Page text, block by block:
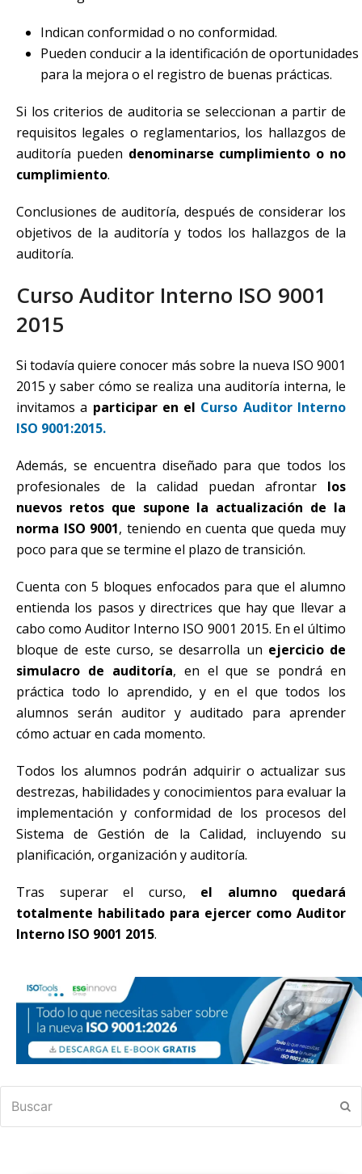
Indican conformidad o no conformidad.
Pueden conducir a la identificación de oportunidades
para la mejora o el registro de buenas prácticas.
Si los criterios de auditoria se seleccionan a partir de
requisitos legales o reglamentarios, los hallazgos de
auditoría pueden denominarse cumplimiento o no
cumplimiento.
Conclusiones de auditoría, después de considerar los
objetivos de la auditoría y todos los hallazgos de la
auditoría.
Curso Auditor Interno ISO 9001
2015
Si todavía quiere conocer más sobre la nueva ISO 9001
2015 y saber cómo se realiza una auditoría interna, le
invitamos a participar en el Curso Auditor Interno
ISO 9001:2015.
Además, se encuentra diseñado para que todos los
profesionales de la calidad puedan afrontar los
nuevos retos que supone la actualización de la
norma ISO 9001, teniendo en cuenta que queda muy
poco para que se termine el plazo de transición.
Cuenta con 5 bloques enfocados para que el alumno
entienda los pasos y directrices que hay que llevar a
cabo como Auditor Interno ISO 9001 2015. En el último
bloque de este curso, se desarrolla un ejercicio de
simulacro de auditoría, en el que se pondrá en
práctica todo lo aprendido, y en el que todos los
alumnos serán auditor y auditado para aprender
cómo actuar en cada momento.
Todos los alumnos podrán adquirir o actualizar sus
destrezas, habilidades y conocimientos para evaluar la
implementación y conformidad de los procesos del
Sistema de Gestión de la Calidad, incluyendo su
planificación, organización y auditoría.
Tras superar el curso, el alumno quedará
totalmente habilitado para ejercer como Auditor
Interno ISO 9001 2015.